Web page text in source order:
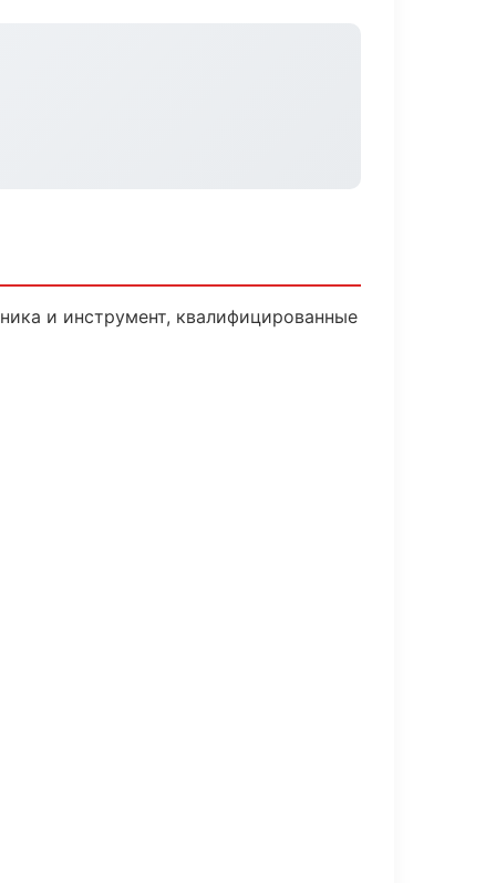
и инструмент, квалифицированные